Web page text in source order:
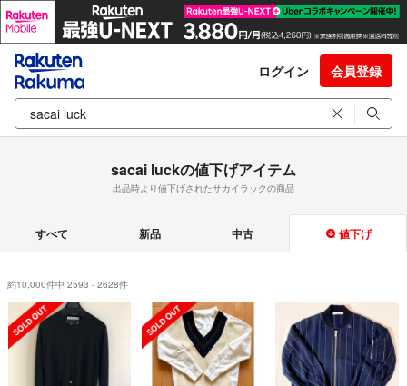
ログイン 会員登録
sacai luckの値下げアイテム
出品時より値下げされたサカイラックの商品
すべて 新品 中古 値下げ
約10,000件中 2593 - 2628件